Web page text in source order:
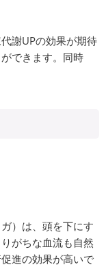
謝UPの効果が期待
できます。同時
）は、頭を下にす
がちな血流も自然
進の効果が高いで